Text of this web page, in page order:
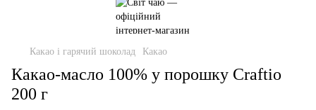
Какао і гарячий шоколад Какао
Какао-масло 100% у порошку Craftio
200 г